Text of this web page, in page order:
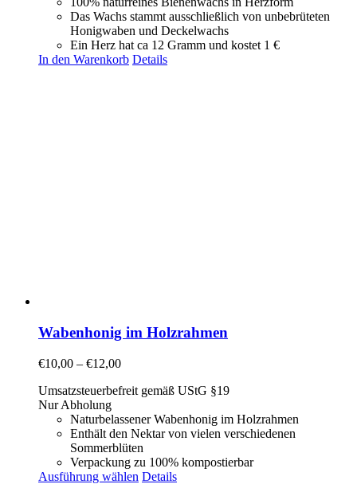
Das Wachs stammt ausschließlich von unbebrüteten
Honigwaben und Deckelwachs
Ein Herz hat ca 12 Gramm und kostet 1 €
In den Warenkorb Details
Wabenhonig im Holzrahmen
€10,00 – €12,00
Umsatzsteuerbefreit gemäß UStG §19
Nur Abholung
Naturbelassener Wabenhonig im Holzrahmen
Enthält den Nektar von vielen verschiedenen
Sommerblüten
Verpackung zu 100% kompostierbar
Ausführung wählen Details